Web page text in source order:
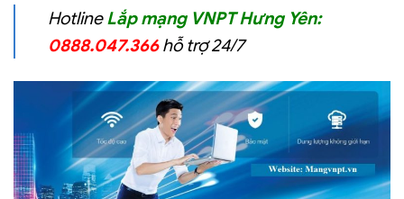
Hotline Lắp mạng VNPT Hưng Yên:
0888.047.366hỗ trợ 24/7